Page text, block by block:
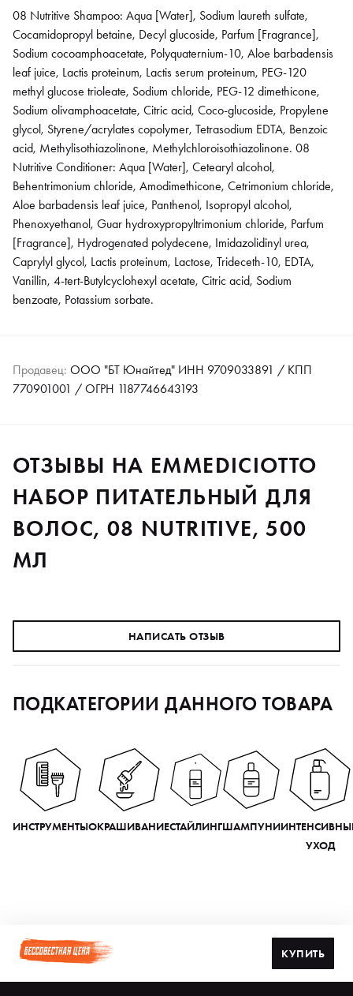
08 Nutritive Shampoo: Aqua [Water], Sodium laureth sulfate,
Cocamidopropyl betaine, Decyl glucoside, Parfum [Fragrance],
Sodium cocoamphoacetate, Polyquaternium-10, Aloe barbadensis
leaf juice, Lactis proteinum, Lactis serum proteinum, PEG-120
methyl glucose trioleate, Sodium chloride, PEG-12 dimethicone,
Sodium olivamphoacetate, Citric acid, Coco-glucoside, Propylene
glycol, Styrene/acrylates copolymer, Tetrasodium EDTA, Benzoic
acid, Methylisothiazolinone, Methylchloroisothiazolinone. 08
Nutritive Conditioner: Aqua [Water], Cetearyl alcohol,
Behentrimonium chloride, Amodimethicone, Cetrimonium chloride,
Aloe barbadensis leaf juice, Panthenol, Isopropyl alcohol,
Phenoxyethanol, Guar hydroxypropyltrimonium chloride, Parfum
[Fragrance], Hydrogenated polydecene, Imidazolidinyl urea,
Caprylyl glycol, Lactis proteinum, Lactose, Trideceth-10, EDTA,
Vanillin, 4-tert-Butylcyclohexyl acetate, Citric acid, Sodium
benzoate, Potassium sorbate.
Продавец: ООО "БТ Юнайтед" ИНН 9709033891 / КПП
770901001 / ОГРН 1187746643193
ОТЗЫВЫ НА EMMEDICIOTTO
НАБОР ПИТАТЕЛЬНЫЙ ДЛЯ
ВОЛОС, 08 NUTRITIVE, 500
МЛ
НАПИСАТЬ ОТЗЫВ
ПОДКАТЕГОРИИ ДАННОГО ТОВАРА
ИНСТРУМЕНТЫОКРАШИВАНИЕСТАЙЛИНГШАМПУНИ
УХОД
КУПИТЬ